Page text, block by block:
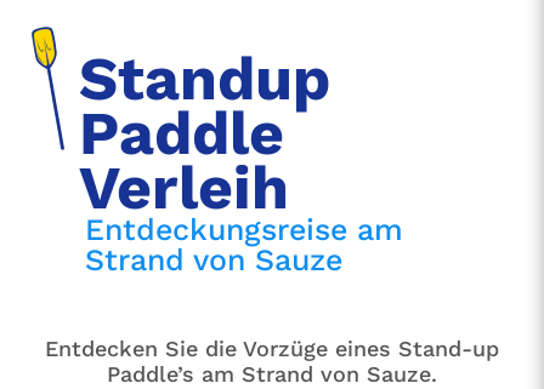
Standup
Paddle
Verleih
Entdeckungsreise am
Strand von Sauze
Entdecken Sie die Vorzüge eines Stand-up
Paddle’s am Strand von Sauze.